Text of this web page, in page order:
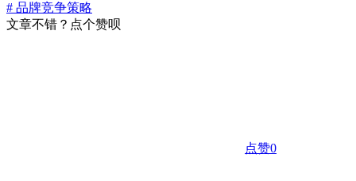
# 品牌竞争策略
文章不错？点个赞呗
点赞0